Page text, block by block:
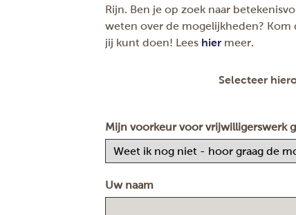
Rijn. Ben je op zoek naar
weten over de mogelijkheden? Kom
jij kunt doen! Lees hier meer.
Selecteer
Mijn voorkeur voor vrijwilligerswerk
Uw naam